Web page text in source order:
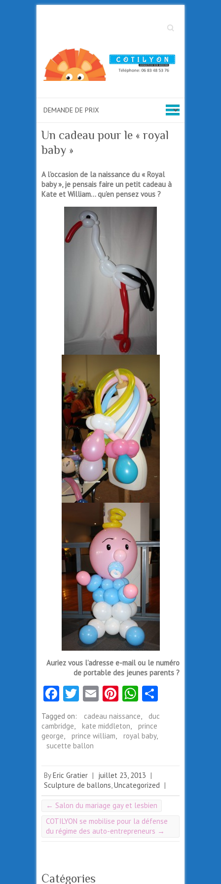
Search
Un cadeau pour le « royal
baby »
A l’occasion de la naissance du « Royal
baby », je pensais faire un petit cadeau à
Kate et William… qu’en pensez vous ?
Auriez vous l’adresse e-mail ou le numéro
de portable des jeunes parents ?
Fa
ce
b
o
k
T
w
itt
er
E
m
ai
l
Pi
nt
er
es
W
ha
ts
A
p
rt
ag
Tagged on: cadeau naissance,
duc
cambridge, kate middleton,
prince
george, prince william, royal baby,
sucette ballon
ByEric Gratier | juillet 23, 2013 |
Sculpture de ballons,Uncategorized |
← Salon du mariage gay et lesbien
COTILYON se mobilise pour la défense
du régime des auto-entrepreneurs →
Catégories